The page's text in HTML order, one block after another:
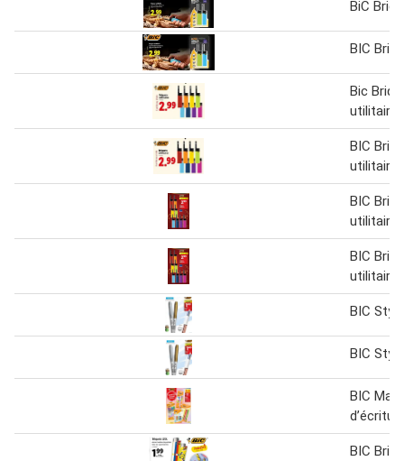
BiC
BIC
Bic
utilitaires
BIC
utilitaires
BIC
utilitaires
BIC
utilitaires
BIC Stylo
BIC Stylo
BIC
BIC